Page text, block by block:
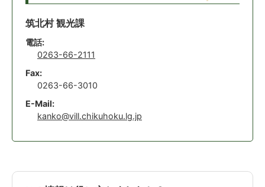
筑北村 観光課
電話:
0263-66-2111
Fax:
0263-66-3010
E-Mail:
kanko@vill.chikuhoku.lg.jp